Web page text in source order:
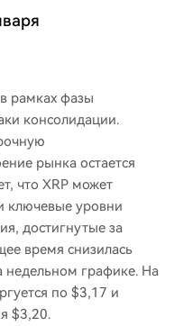
рамках фазы
консолидации.
рынка остается
что XRP может
ключевые уровни
достигнутые за
время снизилась
недельном графике. На
по $3,17 и
$3,20.